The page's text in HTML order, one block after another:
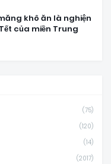
khô ăn là nghiện
của miền Trung
(75)
(120)
(14)
(2017)